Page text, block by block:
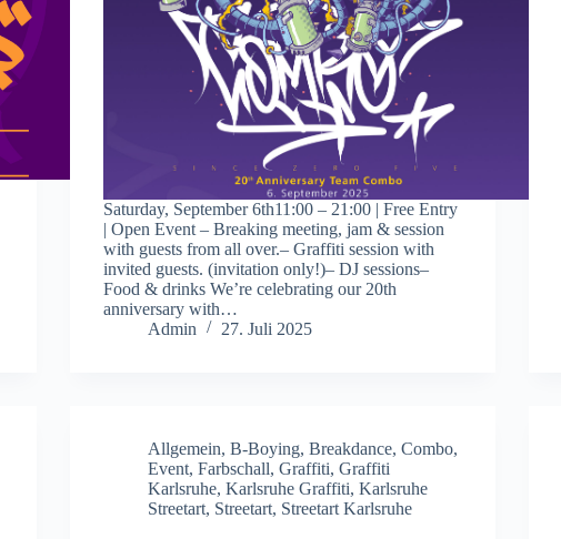
Saturday, September 6th11:00 – 21:00 | Free Entry
| Open Event – Breaking meeting, jam & session
with guests from all over.– Graffiti session with
invited guests. (invitation only!)– DJ sessions–
Food & drinks We’re celebrating our 20th
anniversary with…
Admin
27. Juli 2025
Allgemein,B-Boying,Breakdance,Combo,
Event,Farbschall,Graffiti,Graffiti
Karlsruhe,Karlsruhe Graffiti,Karlsruhe
Streetart, Streetart, Streetart Karlsruhe